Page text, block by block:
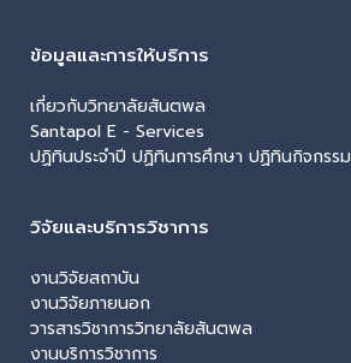
ข้อมูลและการให้บริการ
เกี่ยวกับวิทยาลัยสันตพล
Santapol E - Services
ปฏิทินประจำปี ปฏิทินการศึกษา ปฏิทินกิจกรรม
วิจัยและบริการวิชาการ
งานวิจัยสถาบัน
งานวิจัยภายนอก
วารสารวิชาการวิทยาลัยสันตพล
งานบริการวิชาการ